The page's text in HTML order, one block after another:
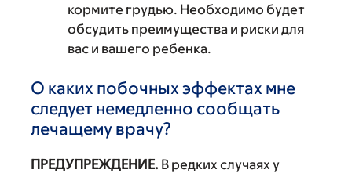
кормите грудью. Необходимо будет
обсудить преимущества и риски для
вас и вашего ребенка.
О каких побочных эффектах мне
следует немедленно сообщать
лечащему врачу?
ПРЕДУПРЕЖДЕНИЕ. В редких случаях у